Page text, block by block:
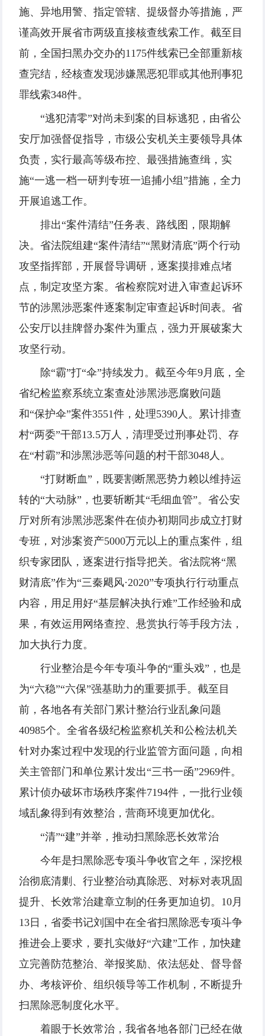
施、异地用警、指定管辖、提级督办等措施，严
谨高效开展省市两级直接核查线索工作。截至目
前，全国扫黑办交办的1175件线索已全部重新核
查完结，经核查发现涉嫌黑恶犯罪或其他刑事犯
罪线索348件。
“逃犯清零”对尚未到案的目标逃犯，由省公
安厅加强督促指导，市级公安机关主要领导具体
负责，实行最高等级布控、最强措施查缉，实
施“一逃一档一研判专班一追捕小组”措施，全力
开展追逃工作。
排出“案件清结”任务表、路线图，限期解
决。省法院组建“案件清结”“黑财清底”两个行动
攻坚指挥部，开展督导调研，逐案摸排难点堵
点，制定攻坚方案。省检察院对进入审查起诉环
节的涉黑涉恶案件逐案制定审查起诉时间表。省
公安厅以挂牌督办案件为重点，强力开展破案大
攻坚行动。
除“霸”打“伞”持续发力。截至今年9月底，全
省纪检监察系统立案查处涉黑涉恶腐败问题
和“保护伞”案件3551件，处理5390人。累计排查
村“两委”干部13.5万人，清理受过刑事处罚、存
在“村霸”和涉黑涉恶等问题的村干部3048人。
“打财断血”，既要割断黑恶势力赖以维持运
转的“大动脉”，也要斩断其“毛细血管”。省公安
厅对所有涉黑涉恶案件在侦办初期同步成立打财
专班，对涉案资产5000万元以上的重点案件，组
织专家团队，逐案进行指导把关。省法院将“黑
财清底”作为“三秦飓风·2020”专项执行行动重点
内容，用足用好“基层解决执行难”工作经验和成
果，有效运用网络查控、悬赏执行等手段方法，
加大执行力度。
行业整治是今年专项斗争的“重头戏”，也是
为“六稳”“六保”强基助力的重要抓手。截至目
前，各地各有关部门累计整治行业乱象问题
40985个。全省各级纪检监察机关和公检法机关
针对办案过程中发现的行业监管方面问题，向相
关主管部门和单位累计发出“三书一函”2969件。
累计侦办破坏市场秩序案件7194件，一批行业领
域乱象得到有效整治，营商环境更加优化。
“清”“建”并举，推动扫黑除恶长效常治
今年是扫黑除恶专项斗争收官之年，深挖根
治彻底清剿、行业整治动真除恶、对标对表巩固
提升、长效常治建章立制的任务更加迫切。10月
13日，省委书记刘国中在全省扫黑除恶专项斗争
推进会上要求，要扎实做好“六建”工作，加快建
立完善防范整治、举报奖励、依法惩处、督导督
办、考核评价、组织领导等工作机制，不断提升
扫黑除恶制度化水平。
着眼于长效常治，我省各地各部门已经在做